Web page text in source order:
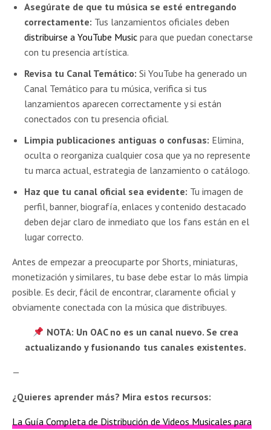
Asegúrate de que tu música se esté entregando
correctamente: Tus lanzamientos oficiales deben
distribuirse a YouTube Music para que puedan conectarse
con tu presencia artística.
Revisa tu Canal Temático: Si YouTube ha generado un
Canal Temático para tu música, verifica si tus
lanzamientos aparecen correctamente y si están
conectados con tu presencia oficial.
Limpia publicaciones antiguas o confusas: Elimina,
oculta o reorganiza cualquier cosa que ya no represente
tu marca actual, estrategia de lanzamiento o catálogo.
Haz que tu canal oficial sea evidente: Tu imagen de
perfil, banner, biografía, enlaces y contenido destacado
deben dejar claro de inmediato que los fans están en el
lugar correcto.
Antes de empezar a preocuparte por Shorts, miniaturas,
monetización y similares, tu base debe estar lo más limpia
posible. Es decir, fácil de encontrar, claramente oficial y
obviamente conectada con la música que distribuyes.
NOTA: Un OAC no es un canal nuevo. Se crea
actualizando y fusionando tus canales existentes.
—
¿Quieres aprender más? Mira estos recursos:
La Guía Completa de Distribución de Videos Musicales para